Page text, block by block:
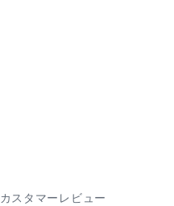
カスタマーレビュー